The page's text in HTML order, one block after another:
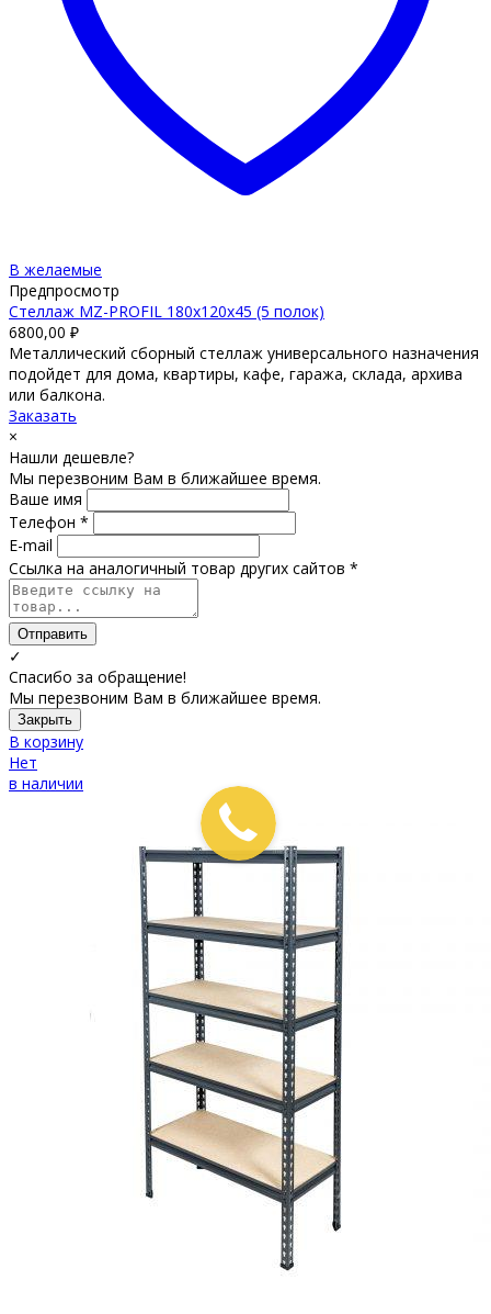
В желаемые
Предпросмотр
Стеллаж MZ-PROFIL 180х120х45 (5 полок)
6800,00 ₽
Металлический сборный стеллаж универсального назначения
подойдет для дома, квартиры, кафе, гаража, склада, архива
или балкона.
Заказать
×
Нашли дешевле?
Мы перезвоним Вам в ближайшее время.
Ваше имя
Телефон *
E-mail
Ссылка на аналогичный товар других сайтов *
Отправить
✓
Спасибо за обращение!
Мы перезвоним Вам в ближайшее время.
Закрыть
В корзину
Нет
в наличии